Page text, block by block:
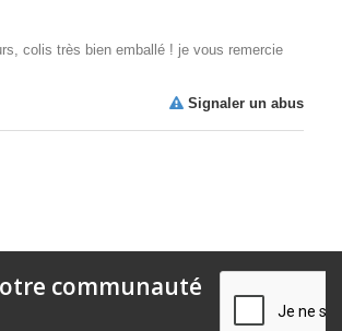
colis très bien emballé ! je vous remercie
Signaler un abus
communauté